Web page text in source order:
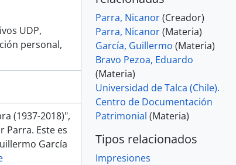
UDP,
personal,
(1937-2018)",
Este es
García
Parra, Nicanor(Creador)
Parra, Nicanor(Materia)
García, Guillermo (Materia)
Bravo Pezoa, Eduardo
(Materia)
Universidad de Talca (Chile).
Centro de Documentación
Patrimonial (Materia)
Tipos relacionados
Impresiones